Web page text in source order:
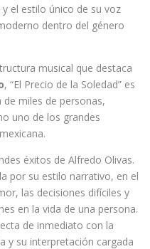
el estilo único de su voz
dentro del género
musical que destaca
, “El Precio de la Soledad” es
miles de personas,
uno de los grandes
éxitos de Alfredo Olivas.
por su estilo narrativo, en el
las decisiones difíciles y
en la vida de una persona.
de inmediato con la
y su interpretación cargada